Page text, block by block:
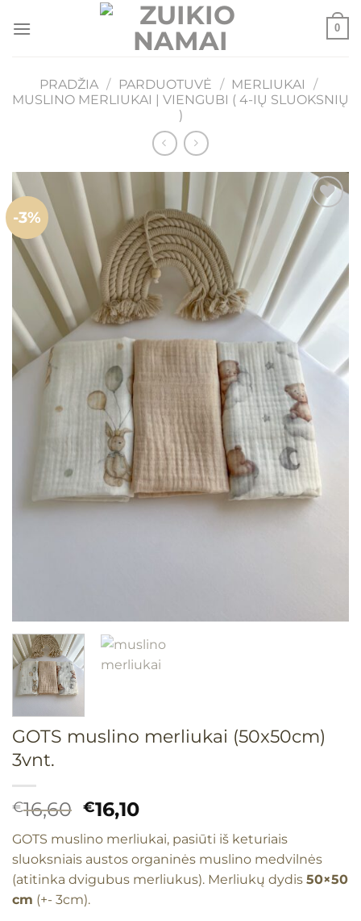
0
PRADŽIA / PARDUOTUVĖ / MERLIUKAI
/
MUSLINO MERLIUKAI | VIENGUBI ( 4-IŲ SLUOKSNIŲ
)
-3%
Mėgstamiausias
GOTS muslino merliukai (50x50cm)
3vnt.
€16,60 Original
price
was:
€16,60.
€16,10Current
price
is:
€16,10.
GOTS muslino merliukai, pasiūti iš keturiais
sluoksniais austos organinės muslino medvilnės
(atitinka dvigubus merliukus). Merliukų dydis 50×50
cm (+- 3cm).